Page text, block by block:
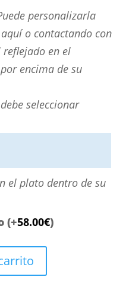
personalizarla
o contactando con
reflejado en el
encima de su
seleccionar
el plato dentro de su
(+58.00€)